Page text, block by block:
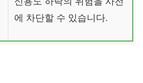
에 차단할 수 있습니다.